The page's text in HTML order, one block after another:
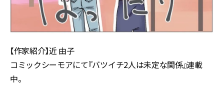
【作家紹介】近 由子
コミックシーモアにて『バツイチ2人は未定な関係』連載
中。